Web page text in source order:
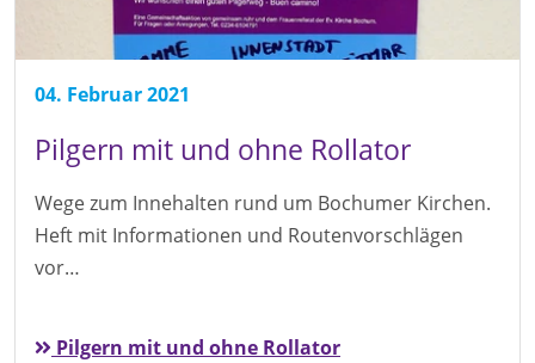
04. Februar 2021
Pilgern mit und ohne Rollator
Wege zum Innehalten rund um Bochumer Kirchen.
Heft mit Informationen und Routenvorschlägen
vor…
Pilgern mit und ohne Rollator